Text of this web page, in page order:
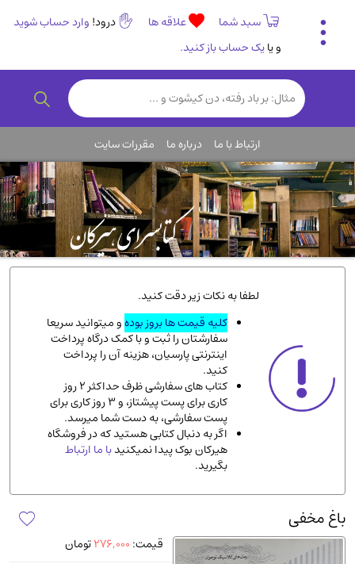
سبد شما علاقه ها درود! وارد حساب شوید
و یایک حساب باز کنید.
تاریخی و فرهنگی
(838)
رمان و داستان ایرانی(307)
روانشناسی(357)
انگلیسی و زبان خارجی(14)
کودکان و نوجوانان(76)
کتب نادر و کمیاب(19)
روانشناسی(112)
طب گیاهی و سنتی(45)
فلسفه و جامعه شناسی(151)
ادبیات و شعر
ادیان و مذاهب
دانشگاهی و آموزشی
اقتصادی، بازاریابی و مالی(56)
پزشکی(140)
کامپیوتر و نرم افزار
ورزشی و تربیت بدنی(34)
ارتباط با ما درباره ما مقررات سایت
لطفا به نکات زیر دقت کنید.
کلیه قیمت ها بروز بودهو میتوانید سریعا
سفارشتان را ثبت و با کمک درگاه پرداخت
اینترنتی پارسیان، هزینه آن را پرداخت
کنید.
کتاب های سفارشی ظرف حداکثر 2 روز
کاری برای پست پیشتاز، و 3 روز کاری برای
پست سفارشی، به دست شما میرسد.
اگر به دنبال کتابی هستید که در فروشگاه
هیرکان بوک پیدا نمیکنیدبا ما ارتباط
بگیرید.
باغ مخفی
قیمت: 276,000تومان